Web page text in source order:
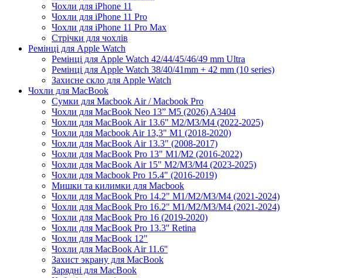
Чохли для iPhone 11
Чохли для iPhone 11 Pro
Чохли для iPhone 11 Pro Max
Стрічки для чохлів
Ремінці для Apple Watch
Ремінці для Apple Watch 42/44/45/46/49 mm Ultra
Ремінці для Apple Watch 38/40/41mm + 42 mm (10 series)
Захисне скло для Apple Watch
Чохли для MacBook
Сумки для Macbook Air / Macbook Pro
Чохли для MacBook Neo 13” M5 (2026) A3404
Чохли для MacBook Air 13.6" M2/M3/М4 (2022-2025)
Чохли для Macbook Air 13,3" M1 (2018-2020)
Чохли для MacBook Air 13.3" (2008-2017)
Чохли для MacBook Pro 13" M1/M2 (2016-2022)
Чохли для MacBook Air 15" M2/M3/M4 (2023-2025)
Чохли для Macbook Pro 15.4" (2016-2019)
Мишки та килимки для Macbook
Чохли для MacBook Pro 14.2" M1/M2/M3/M4 (2021-2024)
Чохли для MacBook Pro 16.2" M1/M2/M3/M4 (2021-2024)
Чохли для MacBook Pro 16 (2019-2020)
Чохли для MacBook Pro 13.3'' Retina
Чохли для MacBook 12"
Чохли для MacBook Air 11.6''
Захист экрану для MacBook
Зарядні для MacBook